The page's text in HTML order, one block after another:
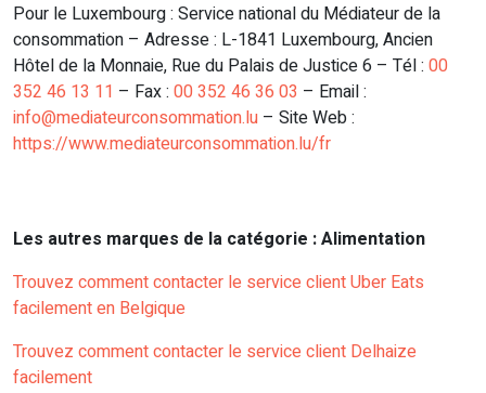
Pour le Luxembourg : Service national du Médiateur de la
consommation – Adresse : L-1841 Luxembourg, Ancien
Hôtel de la Monnaie, Rue du Palais de Justice 6 – Tél : 00
352 46 13 11 – Fax : 00 352 46 36 03 – Email :
info@mediateurconsommation.lu – Site Web :
https://www.mediateurconsommation.lu/fr
Les autres marques de la catégorie : Alimentation
Trouvez comment contacter le service client Uber Eats
facilement en Belgique
Trouvez comment contacter le service client Delhaize
facilement